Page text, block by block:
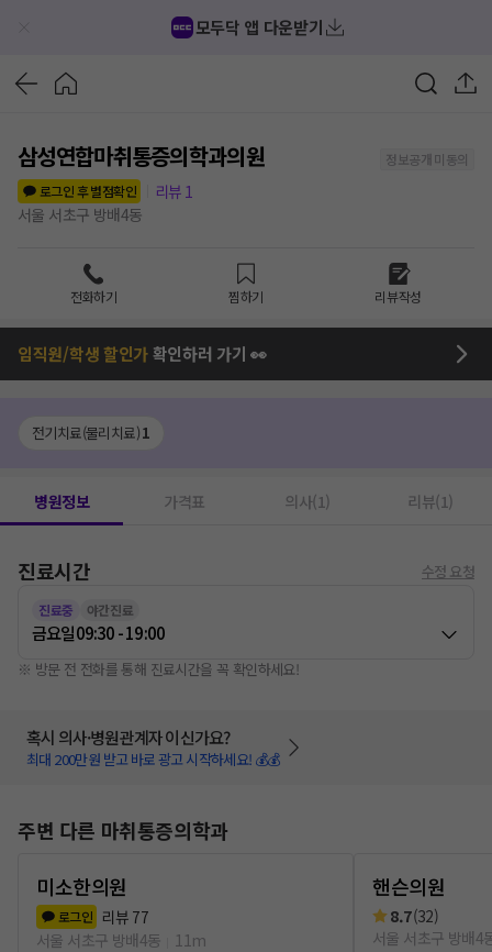
모두닥 앱 다운받기
삼성연합마취통증의학과의원
정보공개 미동의
로그인 후 별점확인
리뷰 1
서울 서초구 방배4동
전화하기 찜하기 리뷰작성
임직원/학생 할인가확인하러 가기 👀
전기치료(물리치료)1
병원정보 가격표 의사(1) 리뷰(1)
진료시간 수정 요청
진료중 야간진료
금요일09:30 - 19:00
※ 방문 전 전화를 통해 진료시간을 꼭 확인하세요!
혹시 의사·병원관계자 이신가요?
최대 200만원 받고 바로 광고 시작하세요! 💰💰
주변 다른 마취통증의학과
미소한의원
로그인 리뷰 77
서울 서초구 방배4동
11m
핸슨의원
8.7(32)
서울 서초구 방배4